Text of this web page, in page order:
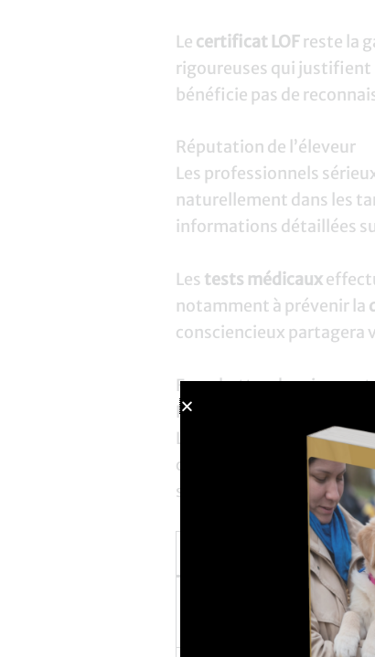
Le certificat LOFreste la
rigoureuses qui justifient
bénéficie pas de
Réputation de l’éleveur
Les professionnels
naturellement dans les
informations détaillées
Les tests médicaux
notamment à prévenir la
consciencieux partagera
Fourchettes de prix
Prix moyens selon le lieu
Les élevages familiaux
comprennent
sensiblement selon son
Source